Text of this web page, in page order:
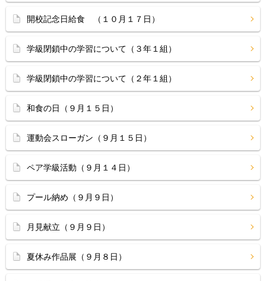
開校記念日給食 （１０月１７日）
学級閉鎖中の学習について（３年１組）
学級閉鎖中の学習について（２年１組）
和食の日（９月１５日）
運動会スローガン（９月１５日）
ペア学級活動（９月１４日）
プール納め（９月９日）
月見献立（９月９日）
夏休み作品展（９月８日）